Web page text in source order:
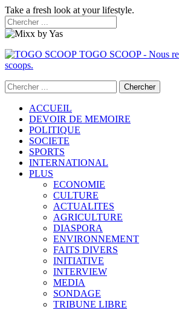
Take a fresh look at your lifestyle.
TOGO SCOOP - Nous
scoops.
ACCUEIL
DEVOIR DE MEMOIRE
POLITIQUE
SOCIETE
SPORTS
INTERNATIONAL
PLUS
ECONOMIE
CULTURE
ACTUALITES
AGRICULTURE
DIASPORA
ENVIRONNEMENT
FAITS DIVERS
INITIATIVE
INTERVIEW
MEDIA
SONDAGE
TRIBUNE LIBRE